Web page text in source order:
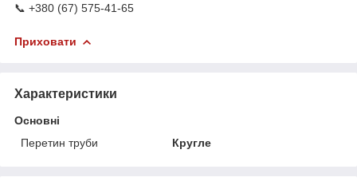
📞 +380 (67) 575-41-65
Приховати
Характеристики
Основні
Перетин труби
Кругле